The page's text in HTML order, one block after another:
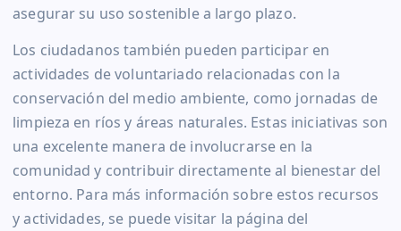
asegurar su uso sostenible a largo plazo.
Los ciudadanos también pueden participar en
actividades de voluntariado relacionadas con la
conservación del medio ambiente, como jornadas de
limpieza en ríos y áreas naturales. Estas iniciativas son
una excelente manera de involucrarse en la
comunidad y contribuir directamente al bienestar del
entorno. Para más información sobre estos recursos
y actividades, se puede visitar la página del